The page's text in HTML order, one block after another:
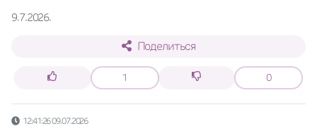
9.7.2026.
Поделиться
1 0
12:41:26 09.07.2026